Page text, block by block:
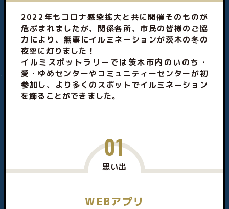
2022年もコロナ感染拡大と共に開催そのものが
危ぶまれましたが、関係各所、市民の皆様のご協
力により、無事にイルミネーションが茨木の冬の
夜空に灯りました！
イルミスポットラリーでは茨木市内のいのち・
愛・ゆめセンターやコミュニティーセンターが初
参加し、より多くのスポットでイルミネーション
を飾ることができました。
01
思い出
WEBアプリ